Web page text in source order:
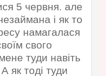
5 червня. але
і як то
намагалася
свого
туди навіть
як тоді туди